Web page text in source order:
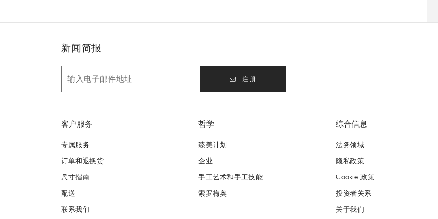
新闻简报
注册
客户服务
专属服务
订单和退换货
尺寸指南
配送
联系我们
哲学
臻美计划
企业
手工艺术和手工技能
索罗梅奥
综合信息
法务领域
隐私政策
Cookie 政策
投资者关系
关于我们